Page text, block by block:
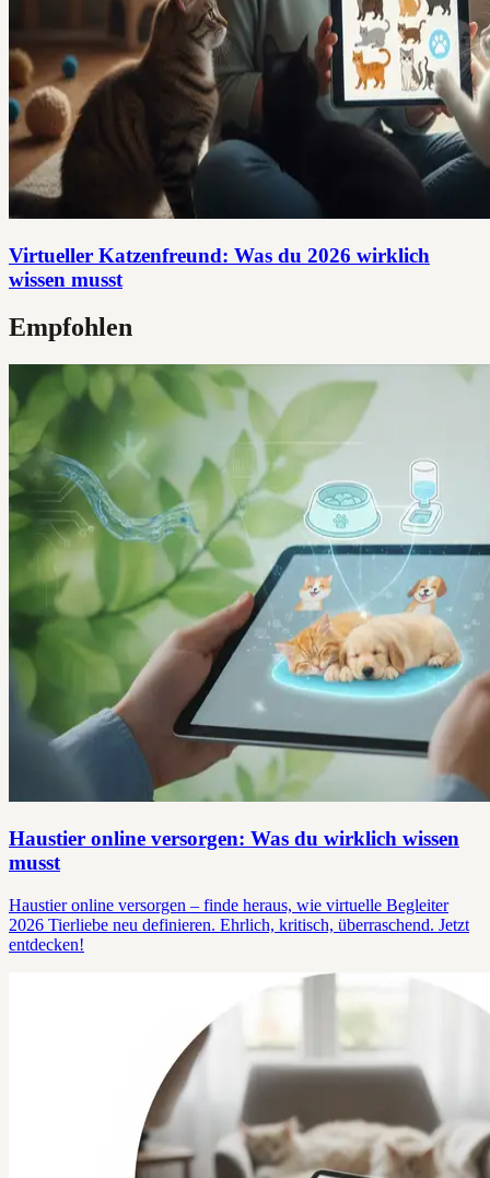
Virtueller Katzenfreund: Was du 2026 wirklich
wissen musst
Empfohlen
Haustier online versorgen: Was du wirklich wissen
musst
Haustier online versorgen – finde heraus, wie virtuelle Begleiter
2026 Tierliebe neu definieren. Ehrlich, kritisch, überraschend. Jetzt
entdecken!